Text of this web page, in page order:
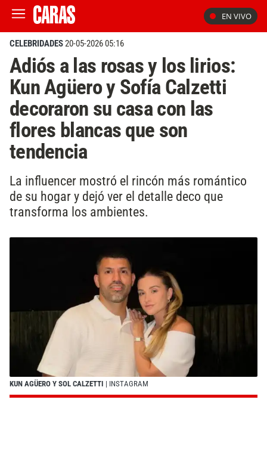
EN VIVO
CELEBRIDADES20-05-2026 05:16
Adiós a las rosas y los lirios:
Kun Agüero y Sofía Calzetti
decoraron su casa con las
flores blancas que son
tendencia
La influencer mostró el rincón más romántico
de su hogar y dejó ver el detalle deco que
transforma los ambientes.
KUN AGÜERO Y SOL CALZETTI | INSTAGRAM